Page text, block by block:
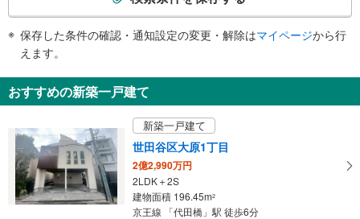
知
を
け
取
る
・
条
保存した条件の確認・通知設定の変更・解除はマイページから行
えます。
おすすめの新築一戸建て
新築一戸建て
世田谷区大原1丁目
2億2,990万円
2LDK＋2S
建物面積 196.45m2
京王線 「代田橋」駅 徒歩6分